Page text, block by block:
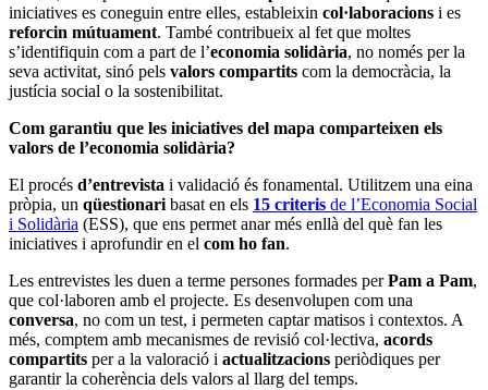
iniciatives es coneguin entre elles, estableixin col·laboracions i es
reforcin mútuament. També contribueix al fet que moltes
s’identifiquin com a part de l’economia solidària, no només per la
seva activitat, sinó pels valors compartits com la democràcia, la
justícia social o la sostenibilitat.
Com garantiu que les iniciatives del mapa comparteixen els
valors de l’economia solidària?
El procés d’entrevista i validació és fonamental. Utilitzem una eina
pròpia, un qüestionaribasat en els 15 criteris de l’Economia Social
i Solidària (ESS), que ens permet anar més enllà del què fan les
iniciatives i aprofundir en el com ho fan.
Les entrevistes les duen a terme persones formades perPam a Pam,
que col·laboren amb el projecte. Es desenvolupen com una
conversa, no com un test, i permeten captar matisos i contextos. A
més, comptem amb mecanismes de revisió col·lectiva, acords
compartits per a la valoració i actualitzacions periòdiques per
garantir la coherència dels valors al llarg del temps.